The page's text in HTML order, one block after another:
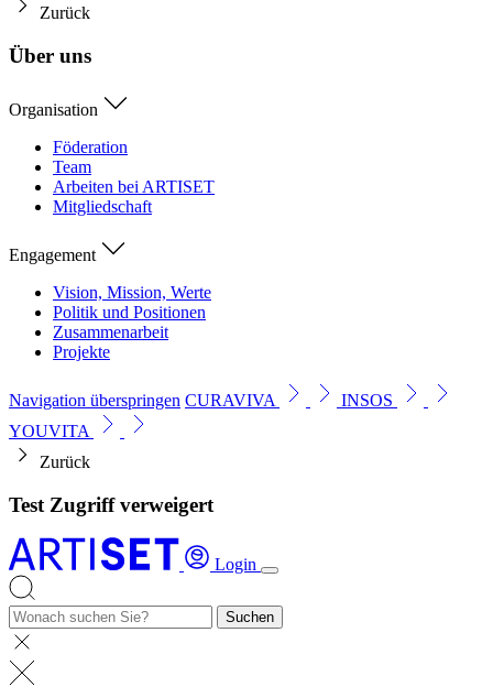
Zurück
Über uns
Organisation
Föderation
Team
Arbeiten bei ARTISET
Mitgliedschaft
Engagement
Vision, Mission, Werte
Politik und Positionen
Zusammenarbeit
Projekte
Navigation überspringen CURAVIVA
INSOS
YOUVITA
Zurück
Test Zugriff verweigert
Login
Suchen